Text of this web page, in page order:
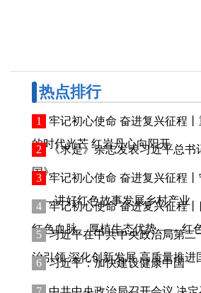
热点排行
牢记初心使命 奋进复兴征程
的时代光芒 红岩丹心向阳开
《求是》杂志发表习近平总
国》牢记初心使命 奋进复兴征程
——讲好红色故事发展乡村产业
牢记初心使命 奋进复兴征程
红色血脉、厚植生态优势—— 红
习近平在中共中央政治局第
治引领 深化创新发展 高质量推进
习近平：加快建设健康中国